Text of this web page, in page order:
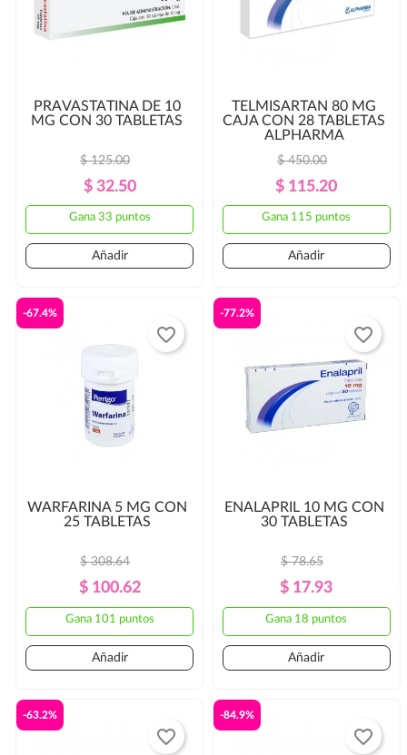
PRAVASTATINA DE 10
MG CON 30 TABLETAS
Precio
Regular
$ 125.00
Precio
$ 32.50
Gana 33 puntos
Añadir
TELMISARTAN 80 MG
CAJA CON 28 TABLETAS
ALPHARMA
Precio
Regular
$ 450.00
Precio
$ 115.20
Gana 115 puntos
Añadir
WARFARINA 5 MG CON
25 TABLETAS
Precio
Regular
$ 308.64
Precio
$ 100.62
Gana 101 puntos
-67.4%
Añadir
favorite_border
ENALAPRIL 10 MG CON
30 TABLETAS
Precio
Regular
$ 78.65
Precio
$ 17.93
Gana 18 puntos
-77.2%
Añadir
favorite_border
-63.2%
favorite_border
-84.9%
favorite_border